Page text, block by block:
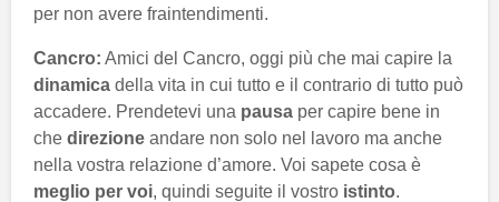
per non avere fraintendimenti.
Cancro: Amici del Cancro, oggi più che mai capire la
dinamica della vita in cui tutto e il contrario di tutto può
accadere. Prendetevi una pausa per capire bene in
che direzione andare non solo nel lavoro ma anche
nella vostra relazione d’amore. Voi sapete cosa è
meglio per voi, quindi seguite il vostro istinto.